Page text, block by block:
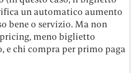
un automatico aumento
bene o servizio. Ma non
meno biglietto
e chi compra per primo paga